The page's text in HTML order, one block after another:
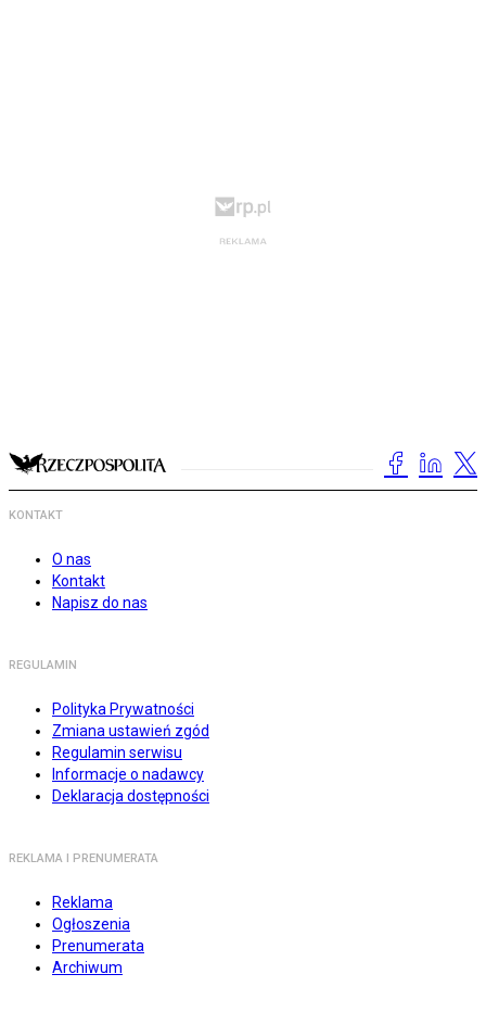
KONTAKT
O nas
Kontakt
Napisz do nas
REGULAMIN
Polityka Prywatności
Zmiana ustawień zgód
Regulamin serwisu
Informacje o nadawcy
Deklaracja dostępności
REKLAMA I PRENUMERATA
Reklama
Ogłoszenia
Prenumerata
Archiwum